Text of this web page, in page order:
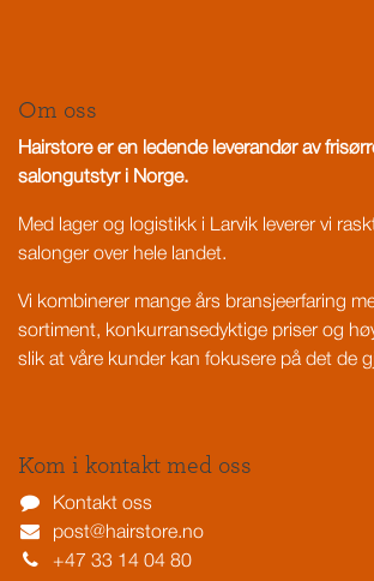
Om oss
Hairstore er en ledende leverandør av
salongutstyr i Norge.
Med lager og logistikk i Larvik leverer vi
salonger over hele landet.
Vi kombinerer mange års bransjeerfaring
sortiment, konkurransedyktige priser og
slik at våre kunder kan fokusere på det de
Kom i kontakt med oss
Kontakt oss
post@hairstore.no
+47 33 14 04 80